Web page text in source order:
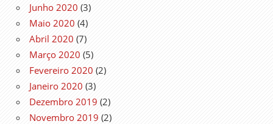
Junho 2020 (3)
Maio 2020 (4)
Abril 2020 (7)
Março 2020 (5)
Fevereiro 2020 (2)
Janeiro 2020 (3)
Dezembro 2019 (2)
Novembro 2019 (2)